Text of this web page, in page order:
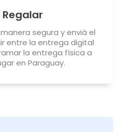
Regalar
segura y enviá el
entre la entrega digital
la entrega física a
en Paraguay.